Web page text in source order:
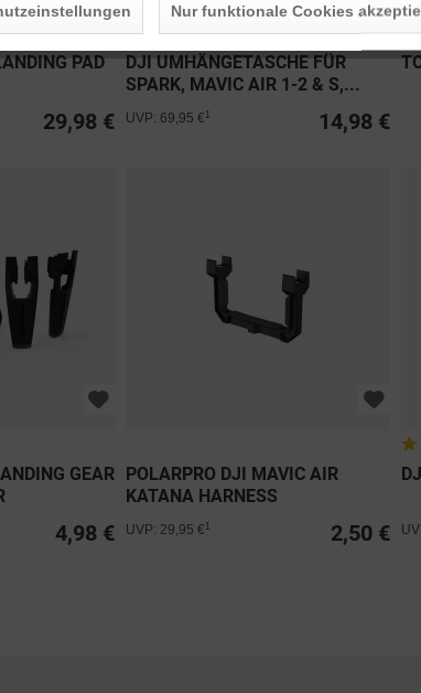
PAD
29,98 €
DJI UMHÄNGETASCHE FÜR
SPARK, MAVIC AIR 1-2 & S,...
14,98 €
UVP: 69,95 €
GEAR
4,98 €
POLARPRO DJI MAVIC AIR
KATANA HARNESS
2,50 €
UVP: 29,95 €
Nur funktionale Cookies